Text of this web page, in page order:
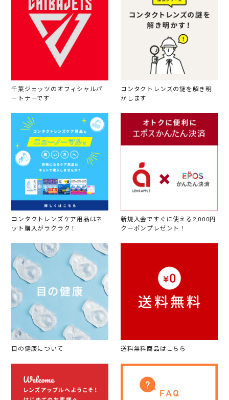
千葉ジェッツのオフィシャルパ
ートナーです
コンタクトレンズの謎を解き明
かします
コンタクトレンズケア用品はネ
ット購入がラクラク！
新規入会ですぐに使える2,000円
クーポンプレゼント！
目の健康について 送料無料商品はこちら